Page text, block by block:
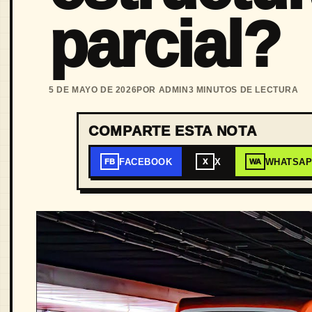
parcial?
5 DE MAYO DE 2026POR ADMIN 3 MINUTOS DE LECTURA
COMPARTE ESTA NOTA
FB FACEBOOK X X WA